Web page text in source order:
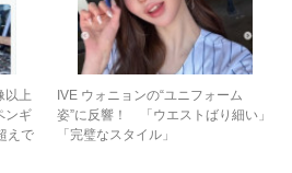
以上
ンギ
えで
IVE ウォニョンの“ユニフォーム
姿”に反響！ 「ウエストばり細い」
「完璧なスタイル」